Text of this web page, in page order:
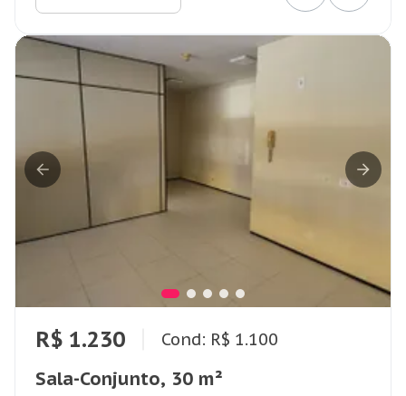
R$ 1.230 Cond: R$ 1.100
Sala-Conjunto, 30 m²